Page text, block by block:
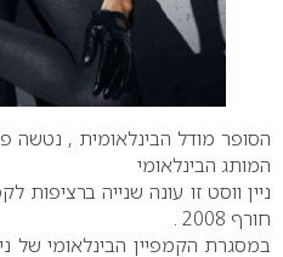
המותג הבינלאומי
ניין ווסט זו עונה שנייה ברציפות
חורף 2008 .